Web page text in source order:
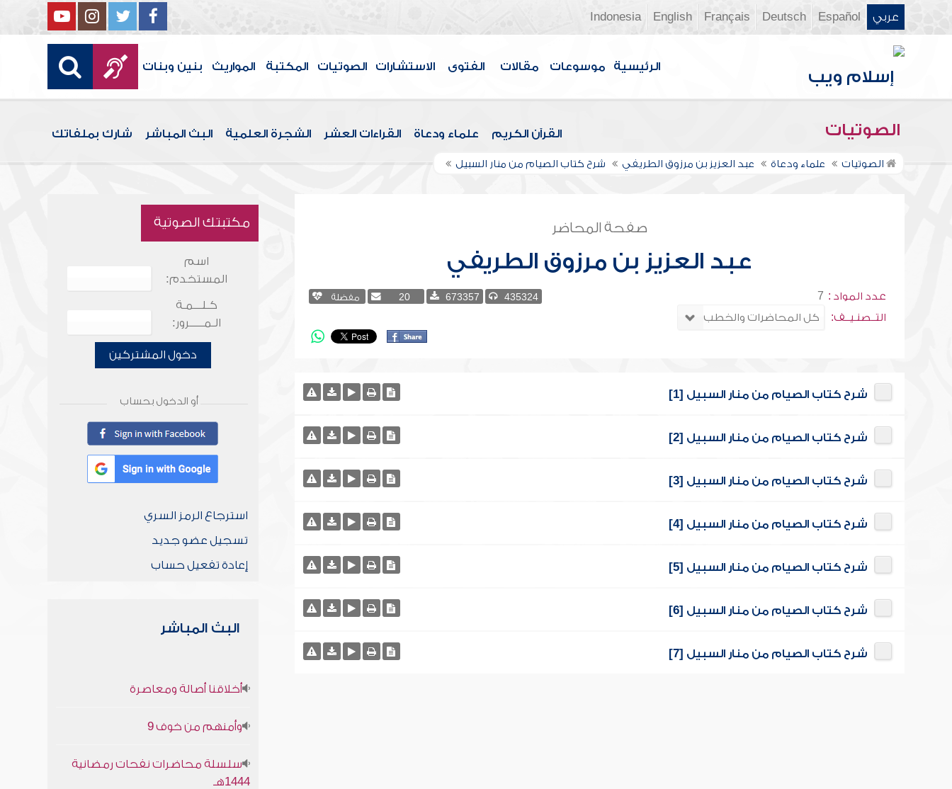
عربي Español
Deutsch
Français
English
Indonesia
الرئيسية موسوعات مقالات الفتوى الاستشارات الصوتيات المكتبة المواريث بنين وبنات
الصوتيات القرآن الكريم علماء ودعاة القراءات العشر الشجرة العلمية البث المباشر شارك بملفاتك
الصوتيات علماء ودعاة عبد العزيز بن مرزوق الطريفي شرح كتاب الصيام من منار السبيل
صفحة المحاضر
عبد العزيز بن مرزوق الطريفي
عدد المواد : 7
التــصنـيــف:
435324
673357
20 مفضلة
شرح كتاب الصيام من منار السبيل [1]
شرح كتاب الصيام من منار السبيل [2]
شرح كتاب الصيام من منار السبيل [3]
شرح كتاب الصيام من منار السبيل [4]
شرح كتاب الصيام من منار السبيل [5]
شرح كتاب الصيام من منار السبيل [6]
شرح كتاب الصيام من منار السبيل [7]
مكتبتك الصوتية
اسم
المستخدم:
كـلـــمـة
الـمـــــرور:
دخول المشتركين
أو الدخول بحساب
استرجاع الرمز السري
تسجيل عضو جديد
إعادة تفعيل حساب
البث المباشر
أخلاقنا أصالة ومعاصرة
وأمنهم من خوف 9
سلسلة محاضرات نفحات رمضانية
1444هـ